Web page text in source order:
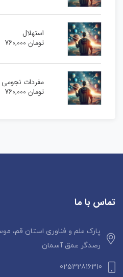
استهلال
تومان760,000
مفردات نجومی
تومان760,000
تماس با ما
پارک علم و فناوری استان قم،
رصدگر عمق آسمان
02532816310